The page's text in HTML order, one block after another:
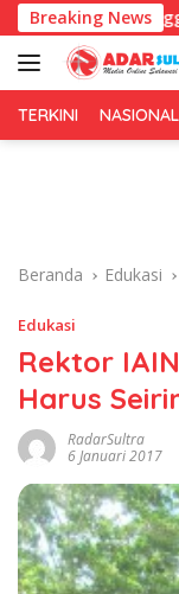
Langsung
ke
konten
Breaking News
Berbasis
TERKINI NASIONAL
Beranda Edukasi
Edukasi
Rektor
Harus
RadarSultra
6 Januari 2017